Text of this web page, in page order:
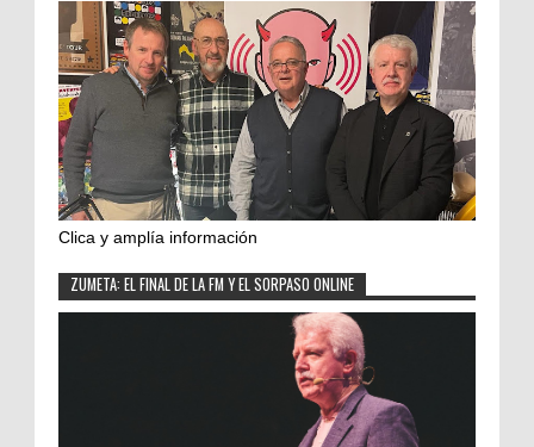
Clica y amplía información
ZUMETA: EL FINAL DE LA FM Y EL SORPASO ONLINE